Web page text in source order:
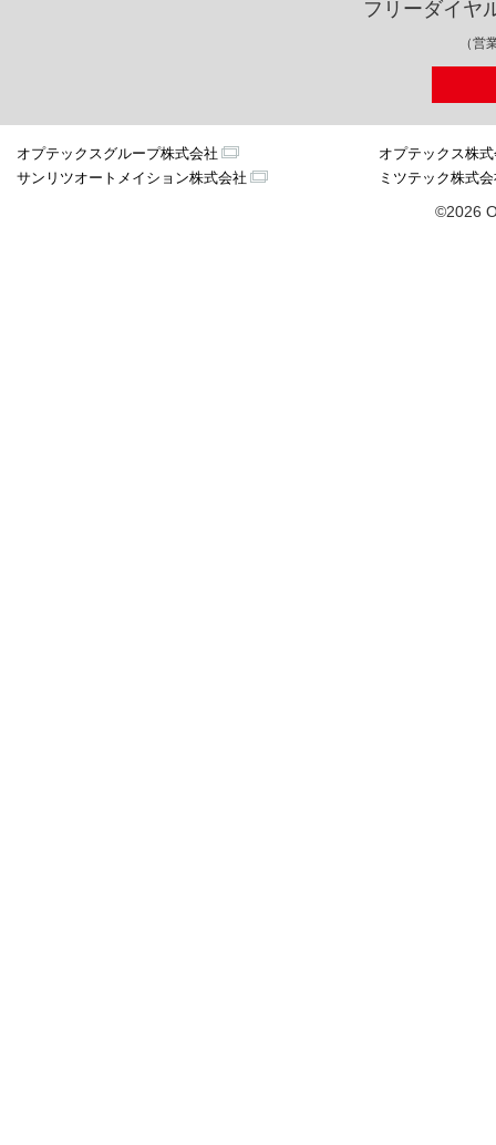
フリーダイヤ
（営
オプテックスグループ株式会社
オプテックス株
サンリツオートメイション株式会社
ミツテック株式
©2026